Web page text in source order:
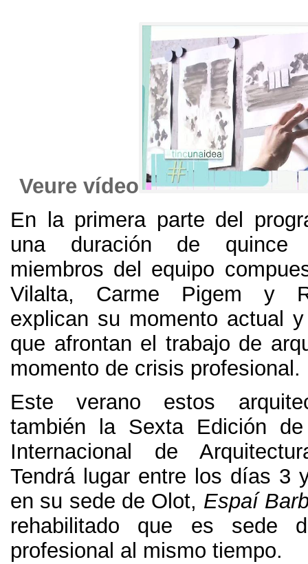
Veure vídeo
En la primera parte del
una duración de quince
miembros del equipo
Vilalta, Carme Pigem y
explican su momento actual
que afrontan el trabajo de
momento de crisis profesional .
Este verano estos
también la Sexta Edición
Internacional de
Tendrá lugar entre los días 3
en su sede de Olot, Espaí
rehabilitado que es sede
profesional al mismo tiempo.